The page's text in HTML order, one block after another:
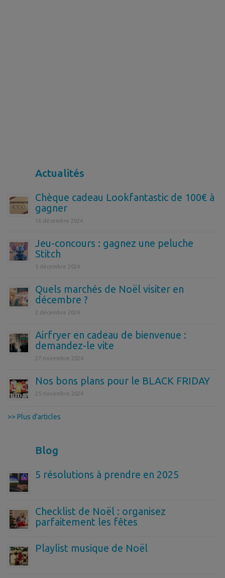
Actualités
Chèque cadeau Lookfantastic de 100€ à
gagner
16 décembre 2024
Jeu-concours : gagnez une peluche
Stitch
5 décembre 2024
Quels marchés de Noël visiter en
décembre ?
2 décembre 2024
Airfryer en cadeau de bienvenue :
demandez-le vite
27 novembre 2024
Nos bons plans pour le BLACK FRIDAY
25 novembre 2024
>> Plus d'articles
Blog
5 résolutions à prendre en 2025
Checklist de Noël : organisez
parfaitement les fêtes
Playlist musique de Noël